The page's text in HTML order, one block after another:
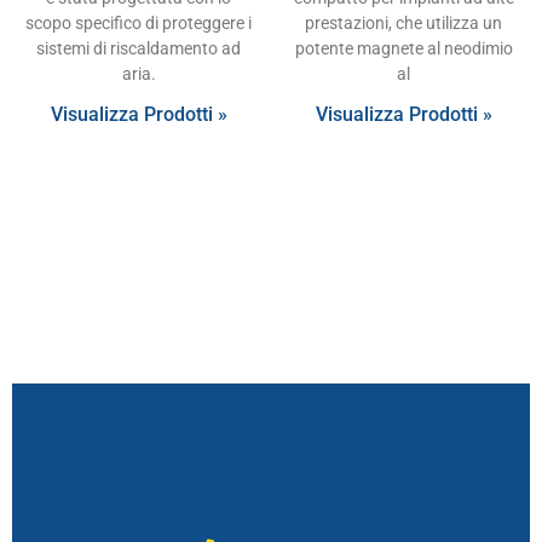
scopo specifico di proteggere i
sistemi di riscaldamento ad
aria.
Visualizza Prodotti »
prestazioni, che utilizza un
potente magnete al neodimio
al
Visualizza Prodotti »